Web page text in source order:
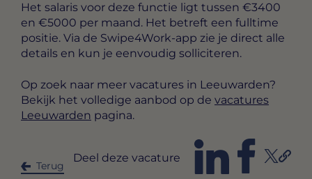
Het salaris voor deze functie ligt tussen €3400
en €5000 per maand. Het betreft een fulltime
positie. Via de Swipe4Work-app zie je direct alle
details en kun je eenvoudig solliciteren.
Op zoek naar meer vacatures in Leeuwarden?
Bekijk het volledige aanbod op de vacatures
Leeuwarden pagina.
Terug
Deel deze vacature